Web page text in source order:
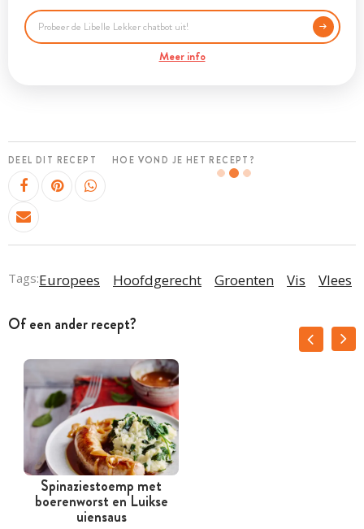
Meer info
DEEL DIT RECEPT HOE VOND JE HET RECEPT?
Tags:Europees Hoofdgerecht Groenten Vis Vlees
Of een ander recept?
Spinaziestoemp met
boerenworst en Luikse
uiensaus